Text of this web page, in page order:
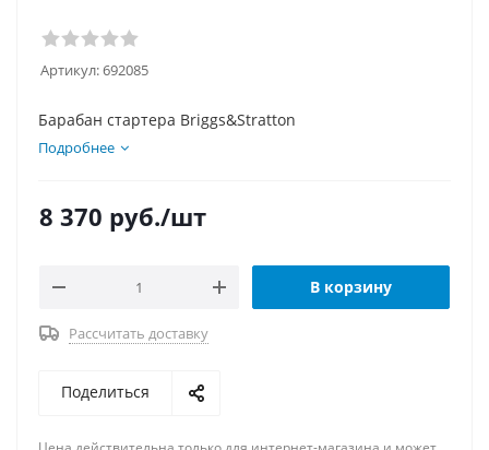
Артикул:692085
Барабан стартера Briggs&Stratton
Подробнее
8 370 руб./шт
В корзину
Рассчитать доставку
Поделиться